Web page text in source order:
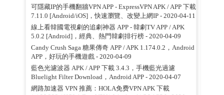
可隱藏IP的手機翻牆VPN APP - ExpressVPN APK / APP 下載
7.11.0 [Android/iOS]，快速瀏覽、改變上網IP- 2020-04-11
線上看韓國電視劇的追劇神器 APP - 韓劇TV APP / APK
5.0.2 [Android]，經典、熱門韓劇排行榜- 2020-04-09
Candy Crush Saga 糖果傳奇 APP / APK 1.174.0.2，Android
APP，好玩的手機遊戲- 2020-04-09
藍色光濾波器 APK / APP 下載 3.4.3，手機藍光過濾
Bluelight Filter Download，Android APP- 2020-04-07
網路加速器 VPN 推薦：HOLA免费VPN APK 下載